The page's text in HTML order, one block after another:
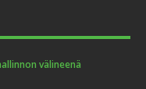
välineenä